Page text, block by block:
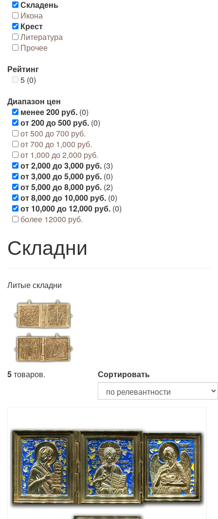
Складень
Икона
Крест
Литература
Прочее
Рейтинг
5 (0)
Диапазон цен
менее 200 руб. (0)
от 200 до 500 руб. (0)
от 500 до 700 руб.
от 700 до 1,000 руб.
от 1,000 до 2,000 руб.
от 2,000 до 3,000 руб. (3)
от 3,000 до 5,000 руб. (0)
от 5,000 до 8,000 руб. (2)
от 8,000 до 10,000 руб. (0)
от 10,000 до 12,000 руб. (0)
более 12000 руб.
Складни
Литые складни
5товаров. Сортировать